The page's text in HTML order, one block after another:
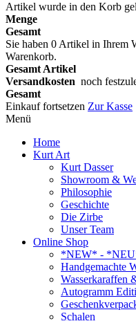
Artikel wurde in den Korb
Menge
Gesamt
Sie haben 0 Artikel in Ihrem
Warenkorb.
Gesamt Artikel
Versandkosten noch
Gesamt
Einkauf fortsetzen Zur Kasse
Menü
Home
Kurt Art
Kurt Dasser
Showroom &
Philosophie
Geschichte
Die Zirbe
Unser Team
Online Shop
*NEW* -
Handgemachte
Wasserkaraffen
Autogramm
Schalen